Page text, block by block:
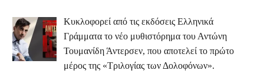
Κυκλοφορεί από τις εκδόσεις Ελληνικά
Γράμματα το νέο μυθιστόρημα του Αντώνη
Τουμανίδη Άντερσεν, που αποτελεί το πρώτο
μέρος της «Τριλογίας των Δολοφόνων».